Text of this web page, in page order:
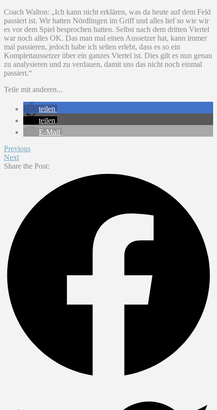
Coach Walton: „Ich kann nicht erklären, was da heute auf dem Feld
passiert ist. Wir hatten Nördlingen im Griff und alles lief so wie wir
es vor dem Spiel besprochen hatten. Selbst nach dem dritten Viertel
war noch alles OK. Das man mal einen Aussetzer hat, kann immer
mal passieren, jedoch habe ich selten erlebt, dass es so ein
Komplettaussetzer über ein ganzes Viertel ist. Dies gilt es nun genau
zu analysieren und zu verdauen, damit uns das nicht noch einmal
passiert.“
Teile mit anderen...
teilen
teilen
E-Mail
Previous
Next
Share the Post: